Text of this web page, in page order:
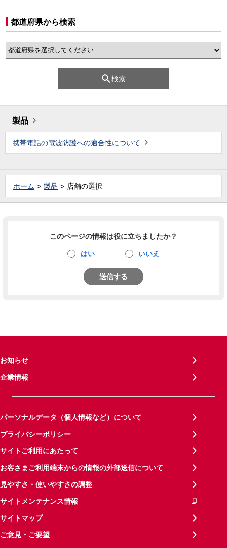
都道府県から検索
検索
製品
携帯電話の電波防護への適合性について
ホーム 製品 店舗の選択
このページの情報は役に立ちましたか？
はい いいえ
送信する
お知らせ
企業情報
パーソナルデータ（個人情報など）について
プライバシーポリシー
サイトご利用にあたって
お客さまご利用端末からの情報の外部送信について
見やすさ・使いやすさの調整
サイトメンテナンス情報
サイトマップ
ご意見・ご要望